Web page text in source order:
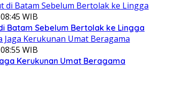
WIB
Batam Sebelum Bertolak ke Lingga
WIB
Kerukunan Umat Beragama